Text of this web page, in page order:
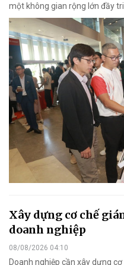
một không gian rộng lớn đầy
Xây dựng cơ chế
doanh nghiệp
08/08/2026 04:10
Doanh nghiệp cần xây dựng